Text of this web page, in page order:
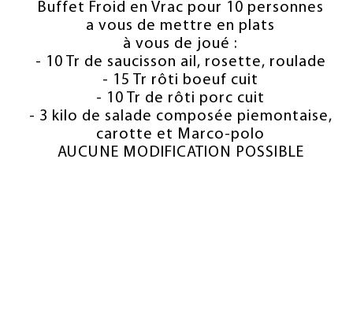
Buffet Froid en Vrac pour 10 personnes
a vous de mettre en plats
à vous de joué :
- 10 Tr de saucisson ail, rosette, roulade
- 15 Tr rôti boeuf cuit
- 10 Tr de rôti porc cuit
- 3 kilo de salade composée piemontaise,
carotte et Marco-polo
AUCUNE MODIFICATION POSSIBLE